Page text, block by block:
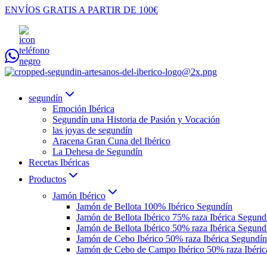
Saltar
contenido
ENVÍOS GRATIS A PARTIR DE 100€
segundín
Emoción Ibérica
Segundín una Historia de Pasión y Vocación
las joyas de segundín
Aracena Gran Cuna del Ibérico
La Dehesa de Segundín
Recetas Ibéricas
Productos
Jamón Ibérico
Jamón de Bellota 100% Ibérico Segundín
Jamón de Bellota Ibérico 75% raza Ibérica
Jamón de Bellota Ibérico 50% raza Ibérica
Jamón de Cebo Ibérico 50% raza Ibérica Segundín
Jamón de Cebo de Campo Ibérico 50% raza